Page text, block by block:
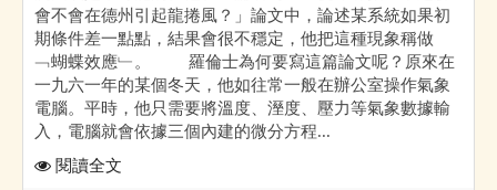
會不會在德州引起龍捲風？」論文中，論述某系統如果初
期條件差一點點，結果會很不穩定，他把這種現象稱做
﹁蝴蝶效應﹂。 羅倫士為何要寫這篇論文呢？原來在
一九六一年的某個冬天，他如往常一般在辦公室操作氣象
電腦。平時，他只需要將溫度、溼度、壓力等氣象數據輸
入，電腦就會依據三個內建的微分方程...
閱讀全文